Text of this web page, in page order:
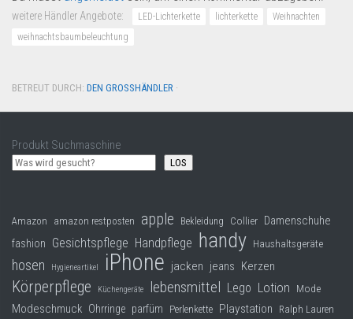
weitere Händler Angebote: LED-Lichterkette lichterkette
Weihnachten
weihnachtsbaumbeleuchtung
BETREUT DURCH: DEN GROSSHÄNDLER ·
Produkt Suchmaschine
LOS
Amazon amazon restposten apple Bekleidung Collier Damenschuhe
fashion Gesichtspflege Handpflege handy Haushaltsgeräte
hosen Hygieneartikel iPhone jacken jeans Kerzen
Körperpflege Küchengeräte lebensmittel Lego Lotion Mode
Modeschmuck Ohrringe parfüm Perlenkette Playstation Ralph Lauren